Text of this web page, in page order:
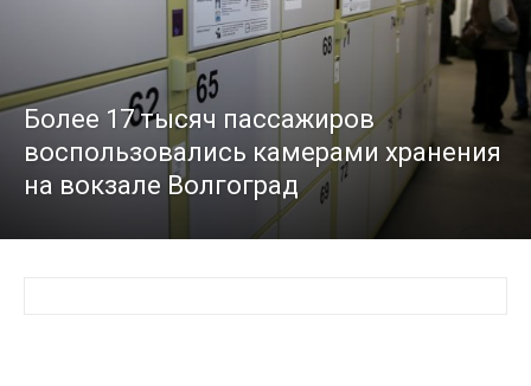
Более 17 тысяч пассажиров
воспользовались камерами хранения
на вокзале Волгоград